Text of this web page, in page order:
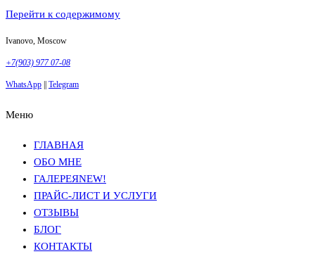
Перейти к содержимому
Ivanovo, Moscow
+7(903) 977 07-08
WhatsApp Telegram
Меню
ГЛАВНАЯ
ОБО МНЕ
ГАЛЕРЕЯNEW!
ПРАЙС-ЛИСТ И УСЛУГИ
ОТЗЫВЫ
БЛОГ
КОНТАКТЫ